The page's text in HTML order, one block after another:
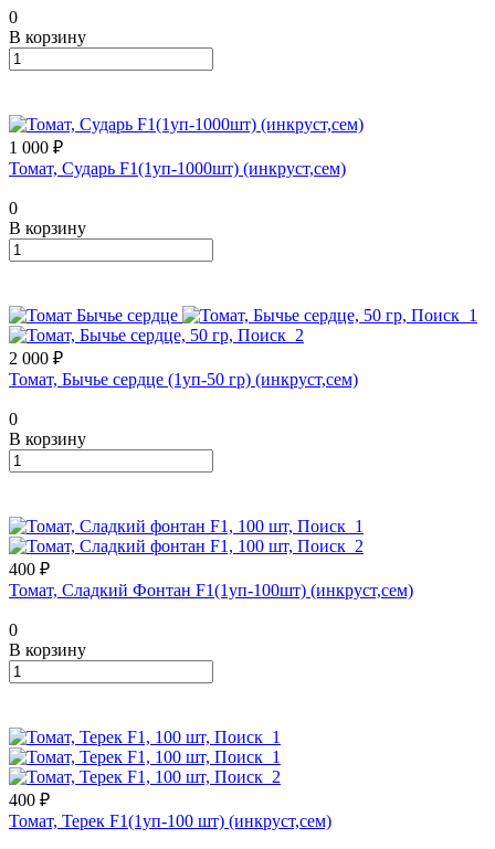
0
В корзину
1 000 ₽
Томат, Сударь F1(1уп-1000шт) (инкруст,сем)
0
В корзину
2 000 ₽
Томат, Бычье сердце (1уп-50 гр) (инкруст,сем)
0
В корзину
400 ₽
Томат, Сладкий Фонтан F1(1уп-100шт) (инкруст,сем)
0
В корзину
400 ₽
Томат, Терек F1(1уп-100 шт) (инкруст,сем)